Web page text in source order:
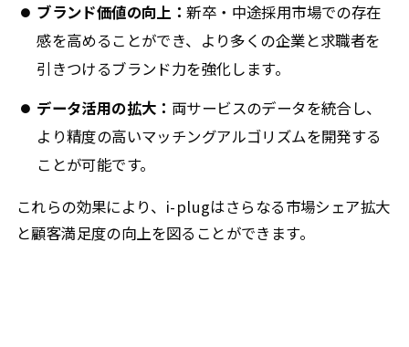
ブランド価値の向上：新卒・中途採用市場での存在
感を高めることができ、より多くの企業と求職者を
引きつけるブランド力を強化します。
データ活用の拡大： 両サービスのデータを統合し、
より精度の高いマッチングアルゴリズムを開発する
ことが可能です。
これらの効果により、i-plugはさらなる市場シェア拡大
と顧客満足度の向上を図ることができます。